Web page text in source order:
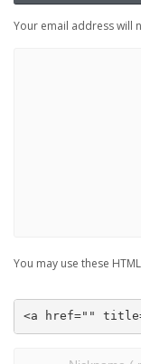
Your email address will
You may use these
<a href=""